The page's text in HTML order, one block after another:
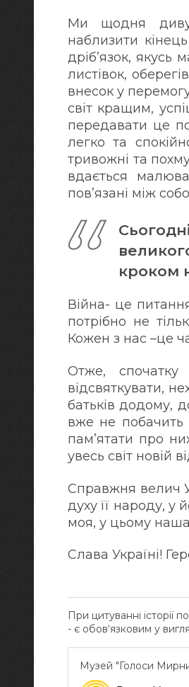
Ми щодня
наблизити
дріб’язок, якусь
листівок,
внесок у
світ кращим,
передавати це
легко та
тривожні та
вдається
повʼязані між
кроком
Війна- це
потрібно не
Кожен з нас –це
Отже, спочатку
відсвяткувати,
батьків додому,
вже не побачить
пам’ятати про
увесь світ новій
Справжня велич
духу її народу, у
моя, у цьому
Слава Україні!
При цитуванні
- є обов‘язковим у
Музей "Голоси